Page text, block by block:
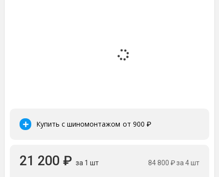
Купить с шиномонтажом от 900 ₽
21 200 ₽ за 1 шт 84 800 ₽за 4 шт